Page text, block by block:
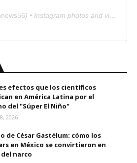
) • Instagram photos and videos
efectos que los científicos
en América Latina por el
del "Súper El Niño"
2026
de César Gastélum: cómo los
en México se convirtieron en
narco